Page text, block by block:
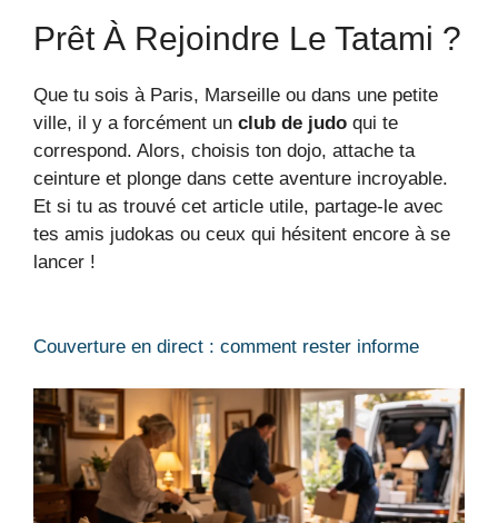
Prêt À Rejoindre Le Tatami ?
Que tu sois à Paris, Marseille ou dans une petite
ville, il y a forcément un club de judo qui te
correspond. Alors, choisis ton dojo, attache ta
ceinture et plonge dans cette aventure incroyable.
Et si tu as trouvé cet article utile, partage-le avec
tes amis judokas ou ceux qui hésitent encore à se
lancer !
Couverture en direct : comment rester informe